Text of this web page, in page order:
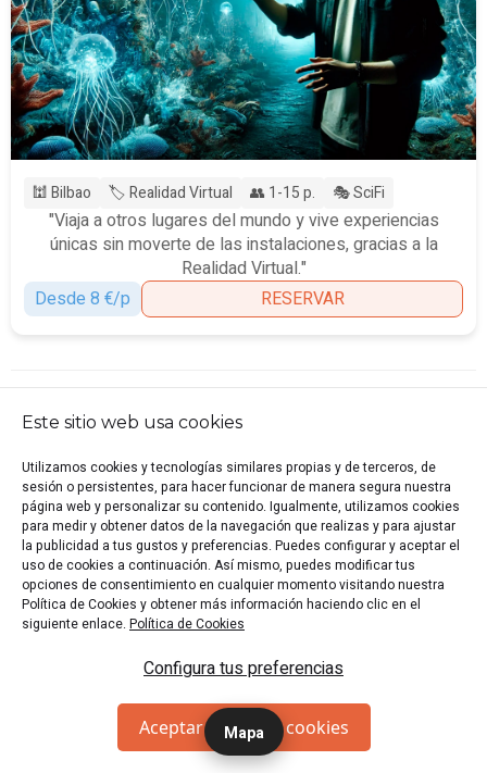
🕍 Bilbao 🏷️ Realidad Virtual 👥 1-15 p. 🎭 SciFi
"Viaja a otros lugares del mundo y vive experiencias
únicas sin moverte de las instalaciones, gracias a la
Realidad Virtual."
Desde 8 €/p
RESERVAR
Has visto todos los juegos disponibles
Mapa
ESCAPE ROOMS CERCA DE BILBAO
Escape Rooms en Portugalete
Escape Rooms en Santurce
Escape Rooms en Vizcaya (Provincia)
Este sitio web usa cookies
Utilizamos cookies y tecnologías similares propias y de terceros, de
sesión o persistentes, para hacer funcionar de manera segura nuestra
página web y personalizar su contenido. Igualmente, utilizamos cookies
para medir y obtener datos de la navegación que realizas y para ajustar
la publicidad a tus gustos y preferencias. Puedes configurar y aceptar el
uso de cookies a continuación. Así mismo, puedes modificar tus
opciones de consentimiento en cualquier momento visitando nuestra
Política de Cookies y obtener más información haciendo clic en el
siguiente enlace. Política de Cookies
Configura tus preferencias
Aceptar todas las cookies